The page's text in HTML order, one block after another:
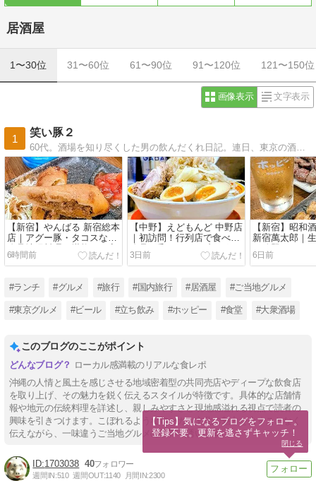
居酒屋
1〜30位 31〜60位 61〜90位 91〜120位 121〜150位
画像表示 文字表示
1
笑い豚２
60代。酒場を知り尽くした男の飲んだくれ日記。連日、東京の酒場で飲んでます。天国に酒は無い！生きている内に飲もう♪
【新宿】やんばる 新宿総本
店｜アグー豚・タコスなど
絶品沖縄料理を堪能した夜
6時間前
【中野】えどもんど 中野店
｜初訪問！行列店で食べる
絶品G系ラーメンブログ
3日前
【新宿】昭和
新宿萬太郎｜
み放題！
食レポ
6日前
#ランチ #グルメ #旅行 #国内旅行 #居酒屋 #ご当地グルメ
#東京グルメ #ビール #立ち飲み #ホッピー #食堂 #大衆酒場
このブログのここがポイント
ローカル感満載のリアルな食レポ
沖縄の人情と風土を感じさせる地域密着型の共同売店やディープな飲食店
を取り上げ、その魅力を鋭く伝えるスタイルが特徴です。具体的な店舗情
報や地元の伝統料理を詳述し、親しみやすさと現地感溢れる視点で読者の
興味を引きつけます。こぼれるようなローカル文化の魅力を余すことなく
伝えながら、一味違うご当地グルメの世界へ誘います。
1703038 40
週間IN:510 週間OUT:1140 月間IN:2300
【Tips】気になるブログをフォロー。
登録不要。更新を逃さずキャッチ！
閉じる